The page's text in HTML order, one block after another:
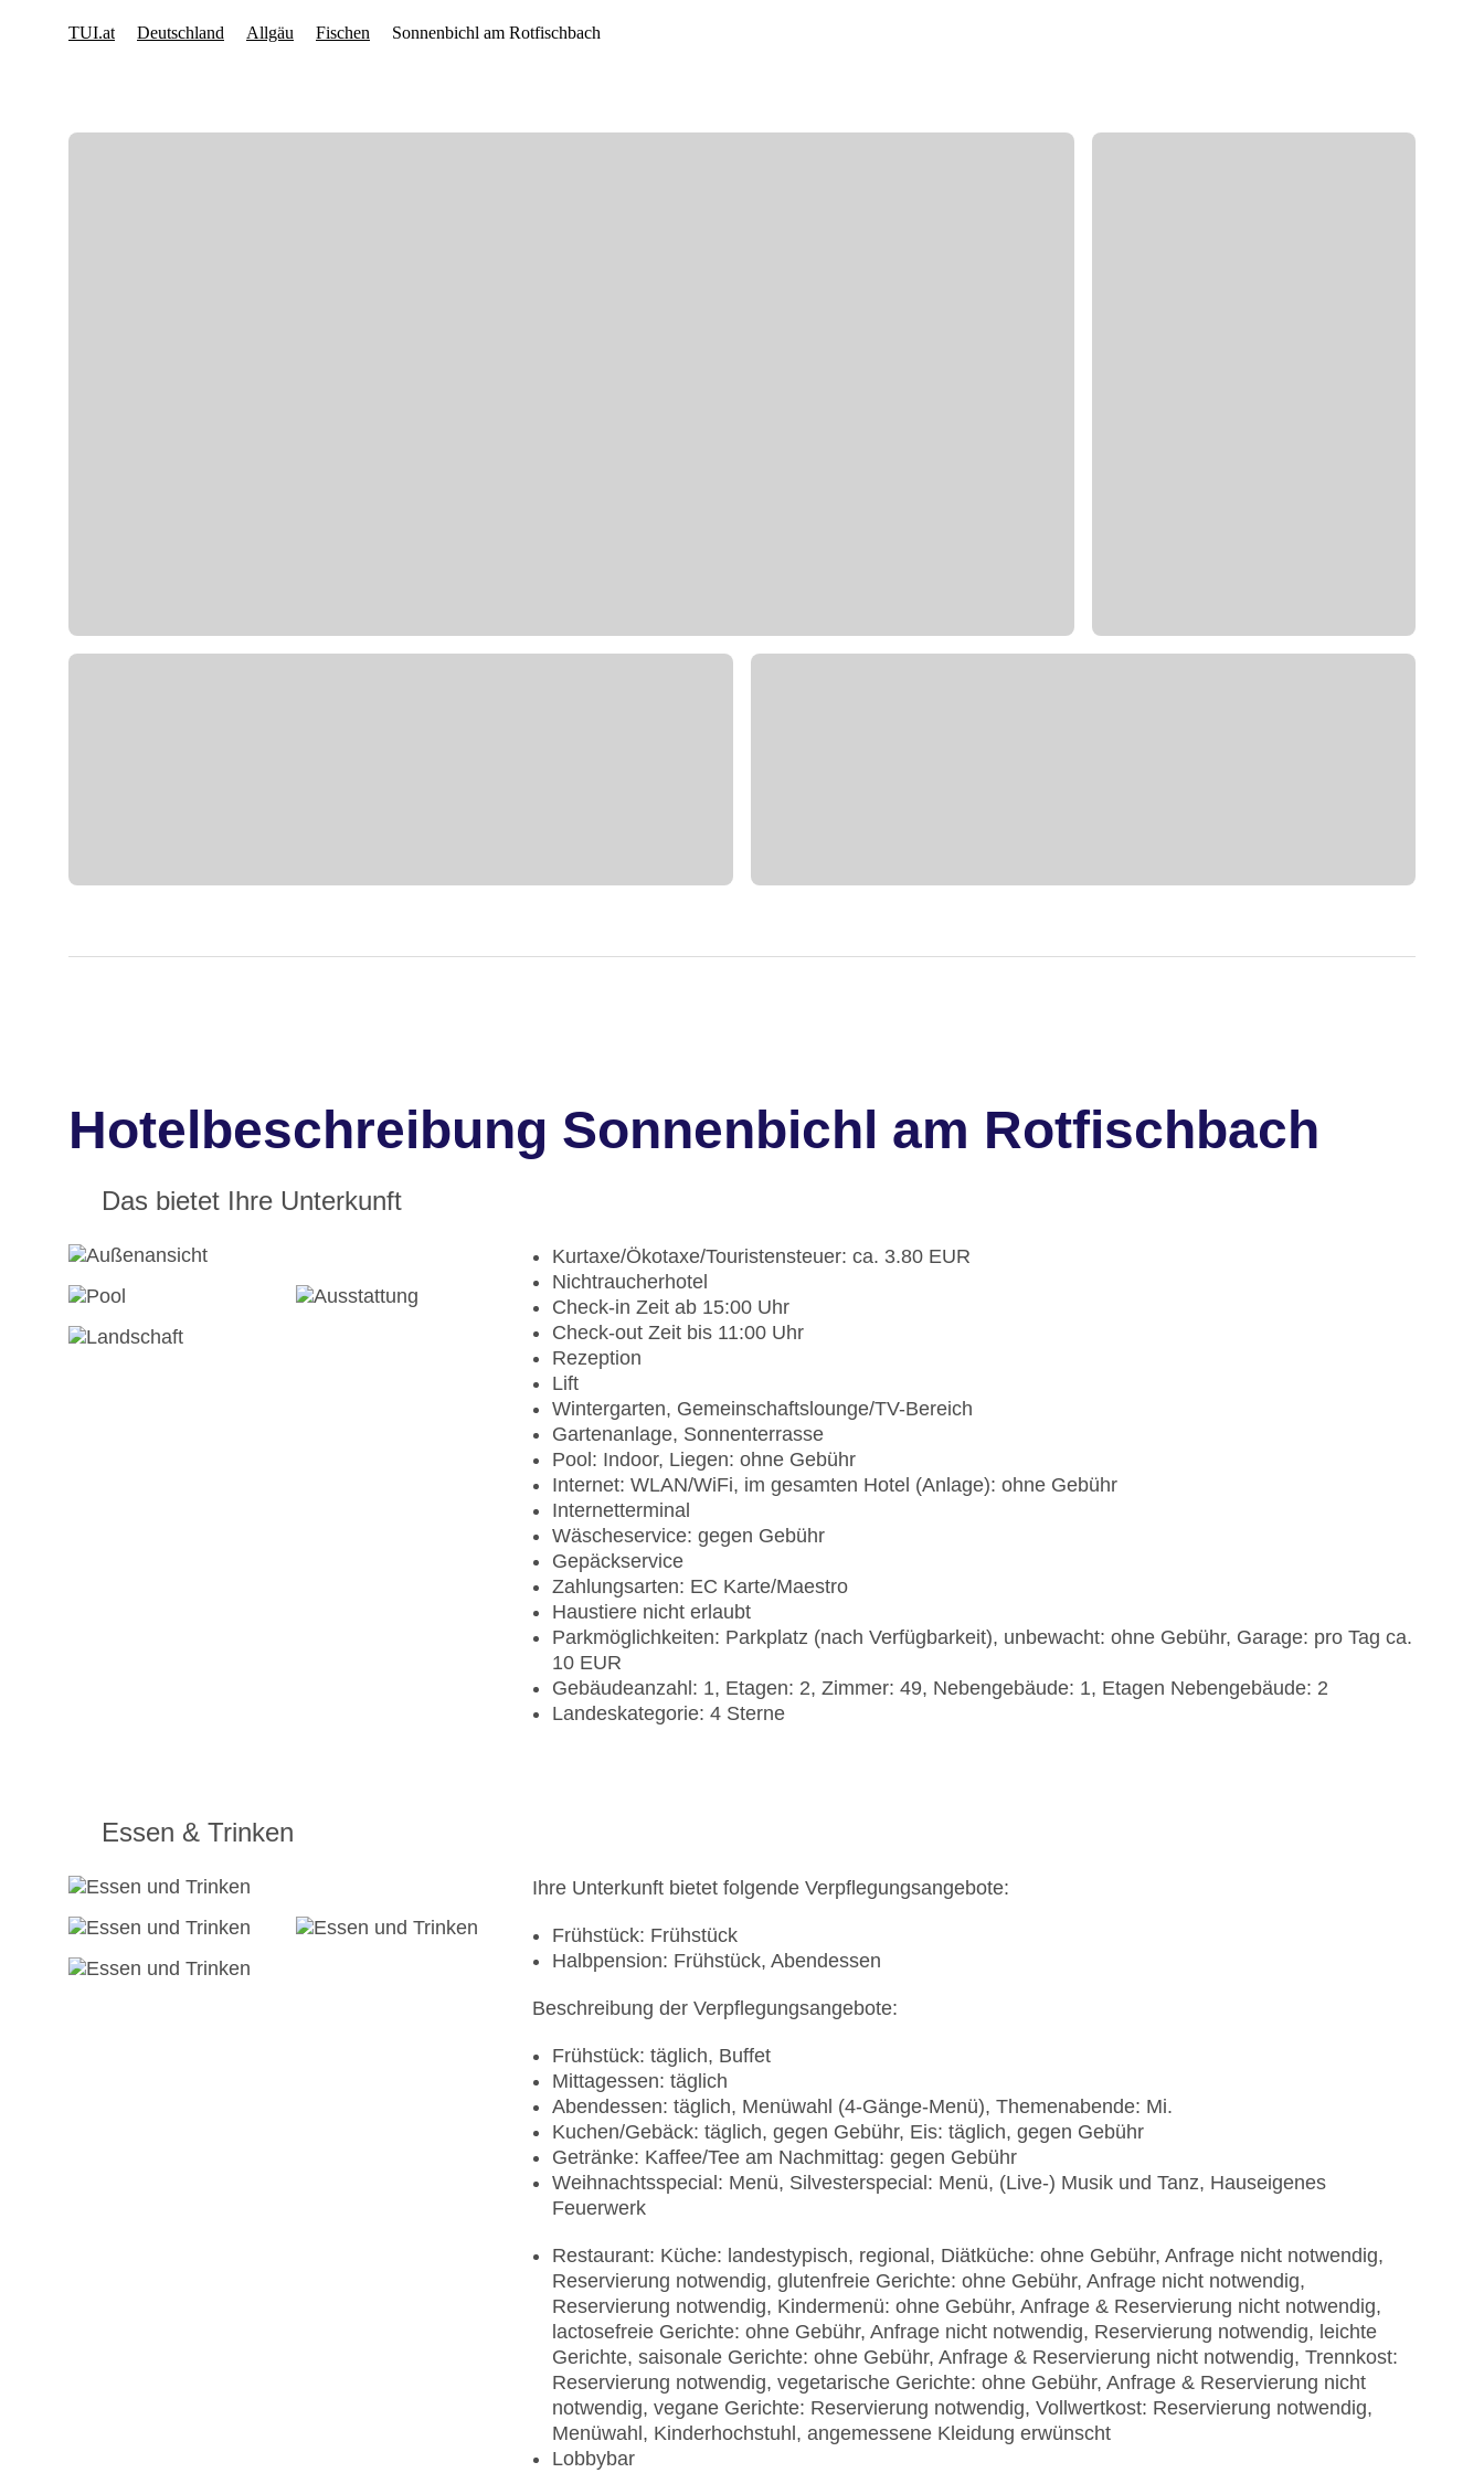
Hotelbeschreibung Sonnenbichl am Rotfischbach
Das bietet Ihre Unterkunft
Kurtaxe/Ökotaxe/Touristensteuer: ca. 3.80 EUR
Nichtraucherhotel
Check-in Zeit ab 15:00 Uhr
Check-out Zeit bis 11:00 Uhr
Rezeption
Lift
Wintergarten, Gemeinschaftslounge/TV-Bereich
Gartenanlage, Sonnenterrasse
Pool: Indoor, Liegen: ohne Gebühr
Internet: WLAN/WiFi, im gesamten Hotel (Anlage): ohne Gebühr
Internetterminal
Wäscheservice: gegen Gebühr
Gepäckservice
Zahlungsarten: EC Karte/Maestro
Haustiere nicht erlaubt
Parkmöglichkeiten: Parkplatz (nach Verfügbarkeit), unbewacht: ohne Gebühr, Garage: pro Tag ca.
10 EUR
Gebäudeanzahl: 1, Etagen: 2, Zimmer: 49, Nebengebäude: 1, Etagen Nebengebäude: 2
Landeskategorie: 4 Sterne
Essen & Trinken
Ihre Unterkunft bietet folgende Verpflegungsangebote:
Frühstück: Frühstück
Halbpension: Frühstück, Abendessen
Beschreibung der Verpflegungsangebote:
Frühstück: täglich, Buffet
Mittagessen: täglich
Abendessen: täglich, Menüwahl (4-Gänge-Menü), Themenabende: Mi.
Kuchen/Gebäck: täglich, gegen Gebühr, Eis: täglich, gegen Gebühr
Getränke: Kaffee/Tee am Nachmittag: gegen Gebühr
Weihnachtsspecial: Menü, Silvesterspecial: Menü, (Live-) Musik und Tanz, Hauseigenes
Feuerwerk
Restaurant: Küche: landestypisch, regional, Diätküche: ohne Gebühr, Anfrage nicht notwendig,
Reservierung notwendig, glutenfreie Gerichte: ohne Gebühr, Anfrage nicht notwendig,
Reservierung notwendig, Kindermenü: ohne Gebühr, Anfrage & Reservierung nicht notwendig,
lactosefreie Gerichte: ohne Gebühr, Anfrage nicht notwendig, Reservierung notwendig, leichte
Gerichte, saisonale Gerichte: ohne Gebühr, Anfrage & Reservierung nicht notwendig, Trennkost:
Reservierung notwendig, vegetarische Gerichte: ohne Gebühr, Anfrage & Reservierung nicht
notwendig, vegane Gerichte: Reservierung notwendig, Vollwertkost: Reservierung notwendig,
Menüwahl, Kinderhochstuhl, angemessene Kleidung erwünscht
Lobbybar